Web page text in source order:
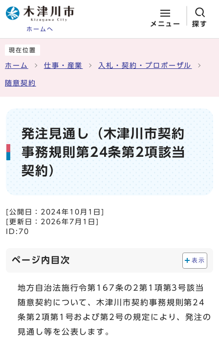
ホームへ
メニュー 探す
現在位置
ホーム 仕事・産業 入札・契約・プロポーザル
随意契約
発注見通し（木津川市契約
事務規則第24条第2項該当
契約）
[公開日： 2024年10月1日
[更新日： 2026年7月1日
ID:70
ページ内目次 表示
地方自治法施行令第167条の2第1項第3号該当
随意契約について、木津川市契約事務規則第24
条第2項第1号および第2号の規定により、発注の
見通し等を公表します。